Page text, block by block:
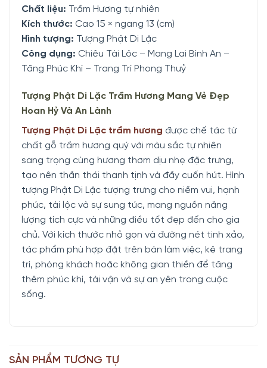
Chất liệu: Trầm Hương tự nhiên
Kích thước: Cao 15 × ngang 13 (cm)
Hình tượng: Tượng Phật Di Lặc
Công dụng: Chiêu Tài Lộc – Mang Lại Bình An –
Tăng Phúc Khí – Trang Trí Phong Thuỷ
Tượng Phật Di Lặc Trầm Hương Mang Vẻ Đẹp
Hoan Hỷ Và An Lành
Tượng Phật Di Lặc trầm hương được chế tác từ
chất gỗ trầm hương quý với màu sắc tự nhiên
sang trọng cùng hương thơm dịu nhẹ đặc trưng,
tạo nên thần thái thanh tịnh và đầy cuốn hút. Hình
tượng Phật Di Lặc tượng trưng cho niềm vui, hạnh
phúc, tài lộc và sự sung túc, mang nguồn năng
lượng tích cực và những điều tốt đẹp đến cho gia
chủ. Với kích thước nhỏ gọn và đường nét tinh xảo,
tác phẩm phù hợp đặt trên bàn làm việc, kệ trang
trí, phòng khách hoặc không gian thiền để tăng
thêm phúc khí, tài vận và sự an yên trong cuộc
sống.
SẢN PHẨM TƯƠNG TỰ